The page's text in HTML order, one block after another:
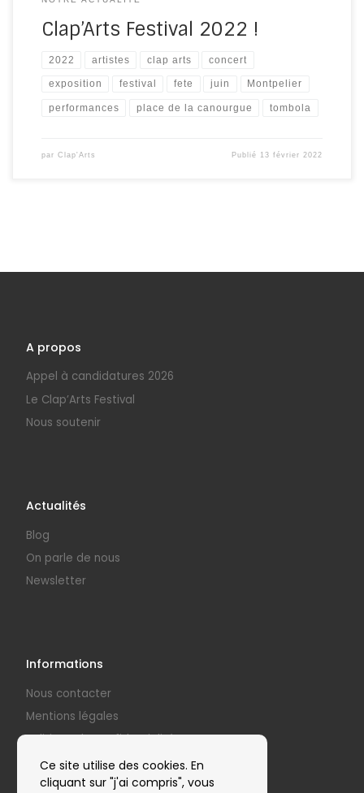
Ce site utilise des cookies. En
cliquant sur "j'ai compris", vous
Clap’Arts Festival 2022 !
2022 artistes clap arts concert
exposition festival fete juin Montpelier
performances place de la canourgue tombola
par Clap'Arts Publié 13 février 2022
A propos
Appel à candidatures 2026
Le Clap’Arts Festival
Nous soutenir
Actualités
Blog
On parle de nous
Newsletter
Informations
Nous contacter
Mentions légales
Politique de confidentialité
Nos partenaires